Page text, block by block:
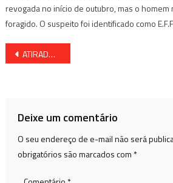
revogada no início de outubro, mas o
foragido. O suspeito foi identificado como
Navegação
ATIRADORES MATAM UM BEBÊ EM ALAGOINHAS
Deixe um comentário
O seu endereço de e-mail não será
obrigatórios são marcados com *